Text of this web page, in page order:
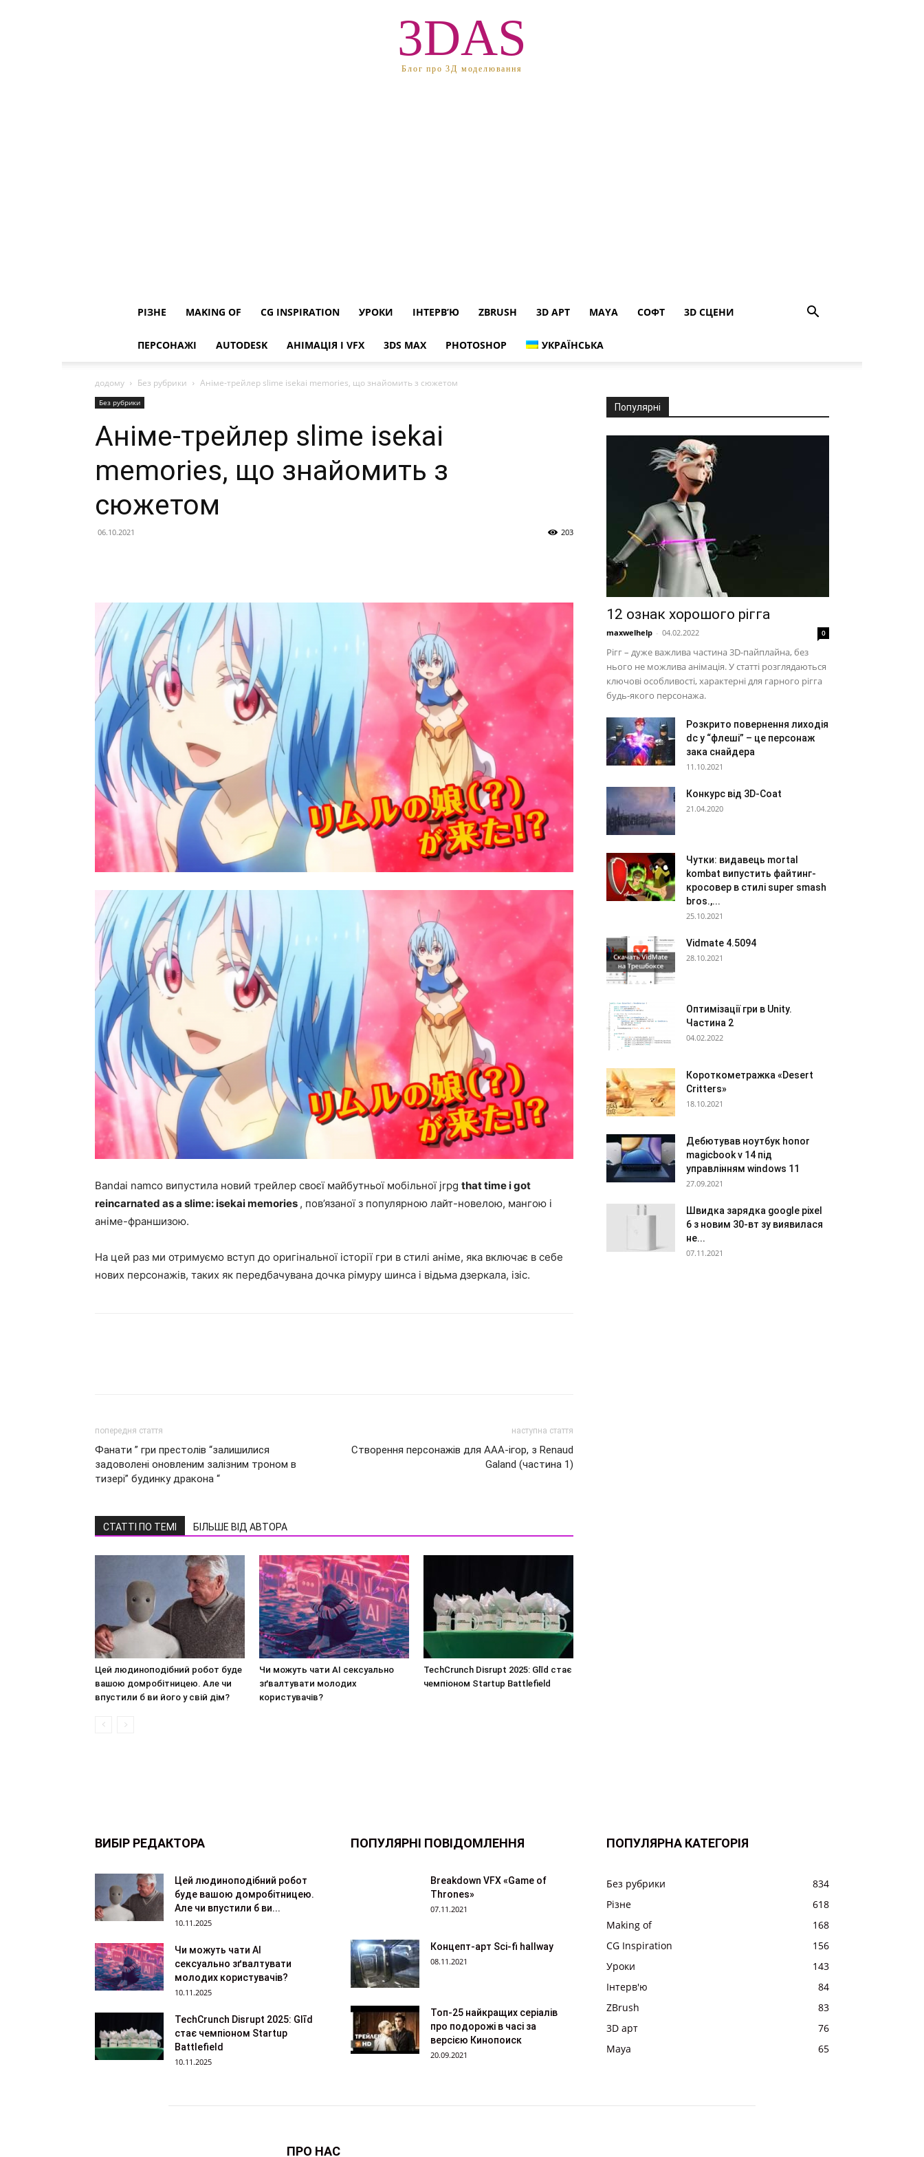
3DAS
Блог про 3Д моделювання
РІЗНЕ MAKING OF CG INSPIRATION УРОКИ ІНТЕРВ’Ю ZBRUSH 3D АРТ MAYA СОФТ 3D СЦЕНИ
ПЕРСОНАЖІ AUTODESK АНІМАЦІЯ І VFX 3DS MAX PHOTOSHOP УКРАЇНСЬКА
додому Без рубрики Аніме-трейлер slime isekai memories, що знайомить з сюжетом
Без рубрики
Аніме-трейлер slime isekai
memories, що знайомить з
сюжетом
06.10.2021 203
Bandai namco випустила новий трейлер своєї майбутньої мобільної jrpg that time i got
reincarnated as a slime: isekai memories , пов’язаної з популярною лайт-новелою, мангою і
аніме-франшизою.
На цей раз ми отримуємо вступ до оригінальної історії гри в стилі аніме, яка включає в себе
нових персонажів, таких як передбачувана дочка рімуру шинса і відьма дзеркала, ізіс.
попередня стаття
Фанати ” гри престолів “залишилися
задоволені оновленим залізним троном в
тизері” будинку дракона “
наступна стаття
Створення персонажів для AAA-ігор, з Renaud
Galand (частина 1)
СТАТТІ ПО ТЕМІ БІЛЬШЕ ВІД АВТОРА
Цей людиноподібний робот буде
вашою домробітницею. Але чи
впустили б ви його у свій дім?
Чи можуть чати AI сексуально
зґвалтувати молодих
користувачів?
TechCrunch Disrupt 2025: Glīd стає
чемпіоном Startup Battlefield
Популярні
12 ознак хорошого рігга
maxwelhelp - 04.02.2022 0
Рігг – дуже важлива частина 3D-пайплайна, без
нього не можлива анімація. У статті розглядаються
ключові особливості, характерні для гарного рігга
будь-якого персонажа.
Розкрито повернення лиходія
dc у “флеші” – це персонаж
зака снайдера
11.10.2021
Конкурс від 3D-Coat
21.04.2020
Чутки: видавець mortal
kombat випустить файтинг-
кросовер в стилі super smash
bros.,...
25.10.2021
Vidmate 4.5094
28.10.2021
Оптимізації гри в Unity.
Частина 2
04.02.2022
Короткометражка «Desert
Critters»
18.10.2021
Дебютував ноутбук honor
magicbook v 14 під
управлінням windows 11
27.09.2021
Швидка зарядка google pixel
6 з новим 30-вт зу виявилася
не...
07.11.2021
ВИБІР РЕДАКТОРА
Цей людиноподібний робот
буде вашою домробітницею.
Але чи впустили б ви...
10.11.2025
Чи можуть чати AI
сексуально зґвалтувати
молодих користувачів?
10.11.2025
TechCrunch Disrupt 2025: Glīd
стає чемпіоном Startup
Battlefield
10.11.2025
ПОПУЛЯРНІ ПОВІДОМЛЕННЯ
Breakdown VFX «Game of
Thrones»
07.11.2021
Концепт-арт Sci-fi hallway
08.11.2021
Топ-25 найкращих серіалів
про подорожі в часі за
версією Кинопоиск
20.09.2021
ПОПУЛЯРНА КАТЕГОРІЯ
Без рубрики
834
Різне
618
Making of
168
CG Inspiration
156
Уроки
143
Інтерв'ю
84
ZBrush
83
3D арт
76
Maya
65
ПРО НАС